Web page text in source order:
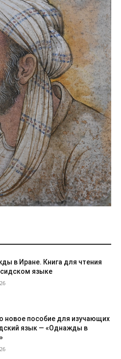
в Иране. Книга для чтения
языке
новое пособие для изучающих
язык — «Однажды в